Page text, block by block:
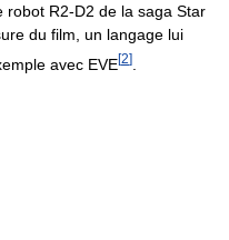
R2-D2 de la saga Star
du film, un langage lui
avec EVE[2]